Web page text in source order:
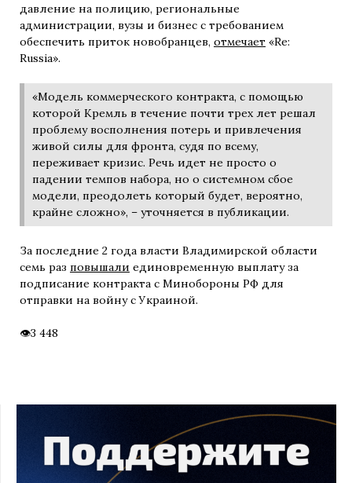
давление на полицию, региональные
администрации, вузы и бизнес с требованием
обеспечить приток новобранцев, отмечает «Re:
Russia».
«Модель коммерческого контракта, с помощью
которой Кремль в течение почти трех лет решал
проблему восполнения потерь и привлечения
живой силы для фронта, судя по всему,
переживает кризис. Речь идет не просто о
падении темпов набора, но о системном сбое
модели, преодолеть который будет, вероятно,
крайне сложно», – уточняется в публикации.
За последние 2 года власти Владимирской области
семь раз повышали единовременную выплату за
подписание контракта с Минобороны РФ для
отправки на войну с Украиной.
3 448